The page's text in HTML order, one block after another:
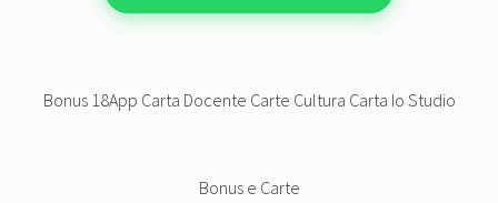
Bonus 18App Carta Docente Carte Cultura Carta Io Studio
Bonus e Carte